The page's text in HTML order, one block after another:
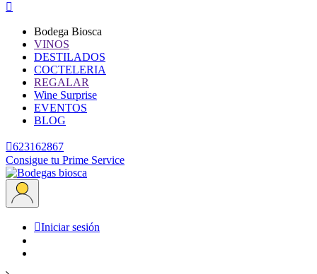

Bodega Biosca
VINOS
DESTILADOS
COCTELERIA
REGALAR
Wine Surprise
EVENTOS
BLOG
623162867
Consigue tu Prime Service
Iniciar sesión